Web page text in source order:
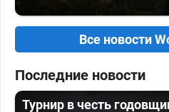
Все новости
Последние новости
Турнир в честь